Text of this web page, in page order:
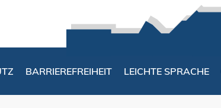
BARRIEREFREIHEIT LEICHTE SPRACHE